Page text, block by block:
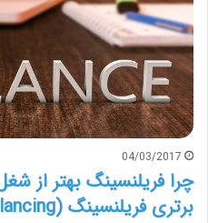
04/03/2017
برتری فریلنسینگ (freelancing)